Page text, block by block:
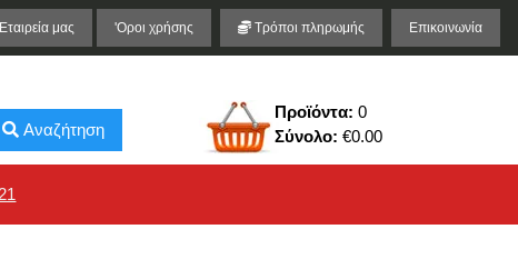
μας 'Οροι χρήσης Τρόποι πληρωμής Επικοινωνία
Αναζήτηση
Προϊόντα: 0
Σύνολο: €0.00